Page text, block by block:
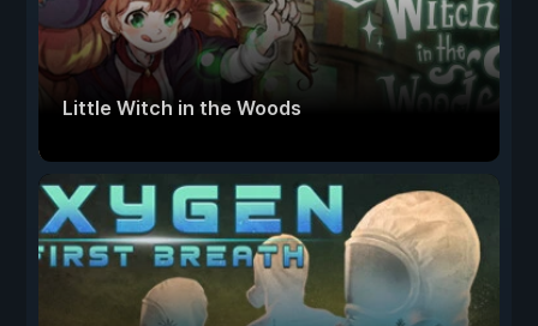
Little Witch in the Woods